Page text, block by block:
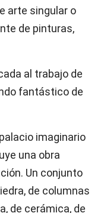
arte singular o
de pinturas,
al trabajo de
fantástico de
imaginario
una obra
Un conjunto
de columnas
de cerámica, de